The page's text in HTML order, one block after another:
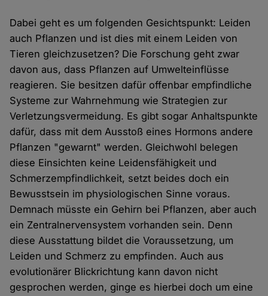
Dabei geht es um folgenden Gesichtspunkt: Leiden
auch Pflanzen und ist dies mit einem Leiden von
Tieren gleichzusetzen? Die Forschung geht zwar
davon aus, dass Pflanzen auf Umwelteinflüsse
reagieren. Sie besitzen dafür offenbar empfindliche
Systeme zur Wahrnehmung wie Strategien zur
Verletzungsvermeidung. Es gibt sogar Anhaltspunkte
dafür, dass mit dem Ausstoß eines Hormons andere
Pflanzen "gewarnt" werden. Gleichwohl belegen
diese Einsichten keine Leidensfähigkeit und
Schmerzempfindlichkeit, setzt beides doch ein
Bewusstsein im physiologischen Sinne voraus.
Demnach müsste ein Gehirn bei Pflanzen, aber auch
ein Zentralnervensystem vorhanden sein. Denn
diese Ausstattung bildet die Voraussetzung, um
Leiden und Schmerz zu empfinden. Auch aus
evolutionärer Blickrichtung kann davon nicht
gesprochen werden, ginge es hierbei doch um eine